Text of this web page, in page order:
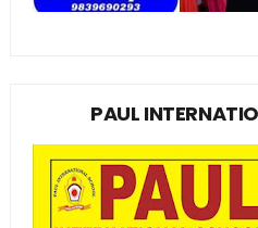
PAUL